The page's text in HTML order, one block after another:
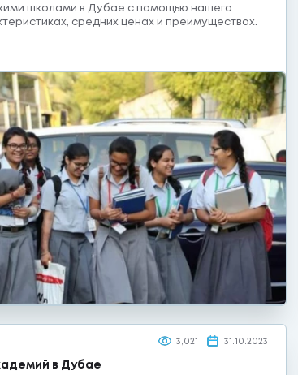
школами в Дубае с помощью нашего
средних ценах и преимуществах.
3,021 31.10.2023
в Дубае